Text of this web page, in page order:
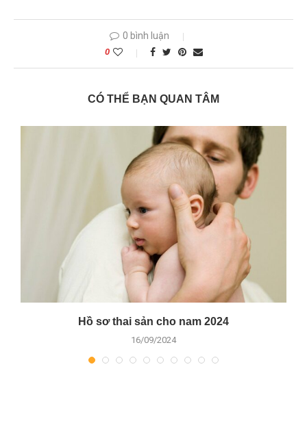
0 bình luận
0
CÓ THỂ BẠN QUAN TÂM
Hồ sơ thai sản cho nam 2024
16/09/2024